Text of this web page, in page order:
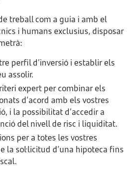
treball com a guia i amb el
i humans exclusius, disposar
perfil d’inversió i establir els
assolir.
expert per combinar els
d’acord amb els vostres
i la possibilitat d’accedir a
del nivell de risc i liquiditat.
per a totes les vostres
la sol·licitud d’una hipoteca fins